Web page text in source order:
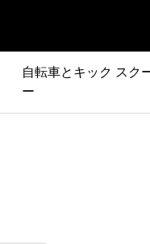
自転車とキック スク
ー